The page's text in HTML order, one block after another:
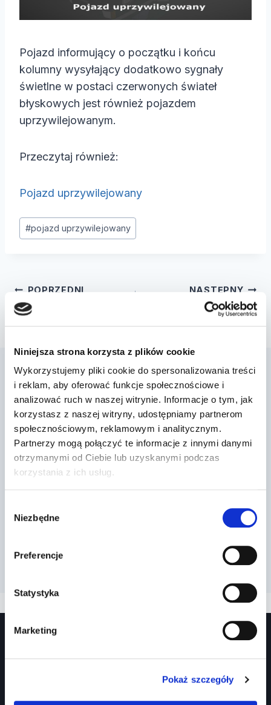
Niniejsza strona korzysta z plików cookie
Wykorzystujemy pliki cookie do spersonalizowania treści
i reklam, aby oferować funkcje społecznościowe i
analizować ruch w naszej witrynie. Informacje o tym, jak
korzystasz z naszej witryny, udostępniamy partnerom
społecznościowym, reklamowym i analitycznym.
Partnerzy mogą połączyć te informacje z innymi danymi
otrzymanymi od Ciebie lub uzyskanymi podczas
korzystania z ich usług.
zgody
Niezbędne
Preferencje
Statystyka
Marketing
Pokaż szczegóły
Pojazd informujący o początku i końcu
kolumny wysyłający dodatkowo sygnały
świetlne w postaci czerwonych świateł
błyskowych jest również pojazdem
uprzywilejowanym.
Przeczytaj również:
Pojazd uprzywilejowany
Tagi
wpisu:
#pojazd uprzywilejowany
Nawigacja
wpisu
POPRZEDNI
Wyprzedzanie
NASTĘPNY
Masa własna
Podobne wpisy
Dr Prawko odpowiada: Czy w
przedstawionej sytuacji wolno Ci
się zatrzym…